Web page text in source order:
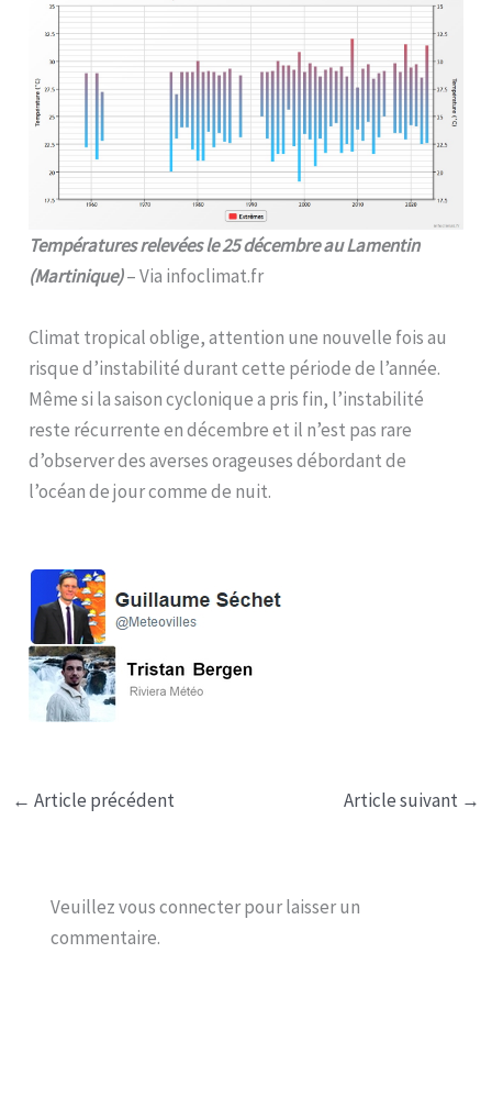
Températures relevées le 25 décembre au Lamentin
(Martinique)– Via infoclimat.fr
Climat tropical oblige, attention une nouvelle fois au
risque d’instabilité durant cette période de l’année.
Même si la saison cyclonique a pris fin, l’instabilité
reste récurrente en décembre et il n’est pas rare
d’observer des averses orageuses débordant de
l’océan de jour comme de nuit.
← Article précédent Article suivant →
Veuillez vous connecter pour laisser un
commentaire.